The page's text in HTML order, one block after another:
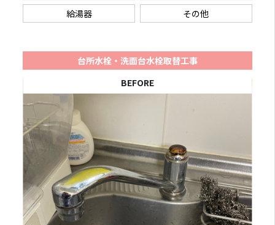
給湯器
その他
台所水栓・洗面台水栓取替工事